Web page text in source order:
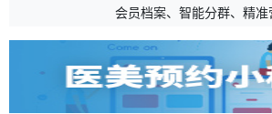
会员档案、智能分群、精准